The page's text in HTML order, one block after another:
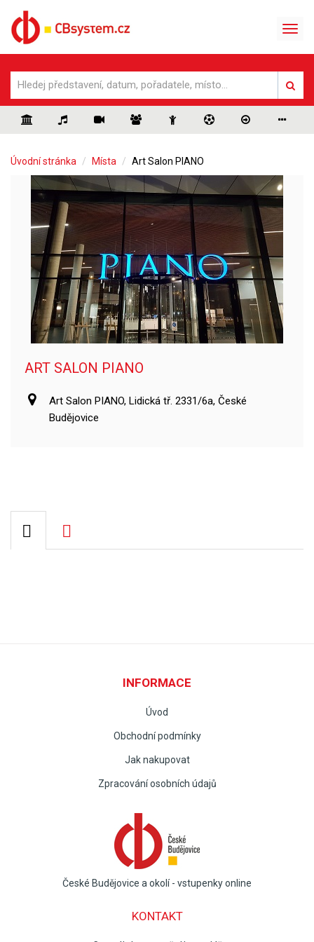
Úvodní stránka Místa Art Salon PIANO
ART SALON PIANO
Art Salon PIANO, Lidická tř. 2331/6a, České
Budějovice
INFORMACE
Úvod
Obchodní podmínky
Jak nakupovat
Zpracování osobních údajů
České Budějovice a okolí - vstupenky online
KONTAKT